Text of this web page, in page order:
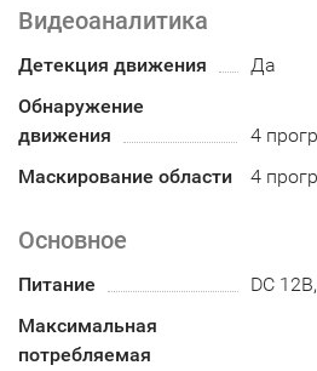
Видеоаналитика
Детекция движения
Да
Обнаружение
движения
4
Маскирование области
4
Основное
Питание
DC
Максимальная
потребляемая